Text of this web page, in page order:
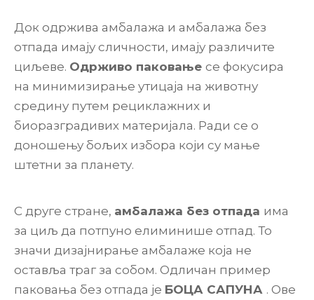
Док одржива амбалажа и амбалажа без
отпада имају сличности, имају различите
циљеве. Одрживо паковање се фокусира
на минимизирање утицаја на животну
средину путем рециклажних и
биоразградивих материјала. Ради се о
доношењу бољих избора који су мање
штетни за планету.
С друге стране, амбалажа без отпада има
за циљ да потпуно елиминише отпад. То
значи дизајнирање амбалаже која не
оставља траг за собом. Одличан пример
паковања без отпада је БОЦА САПУНА . Ове